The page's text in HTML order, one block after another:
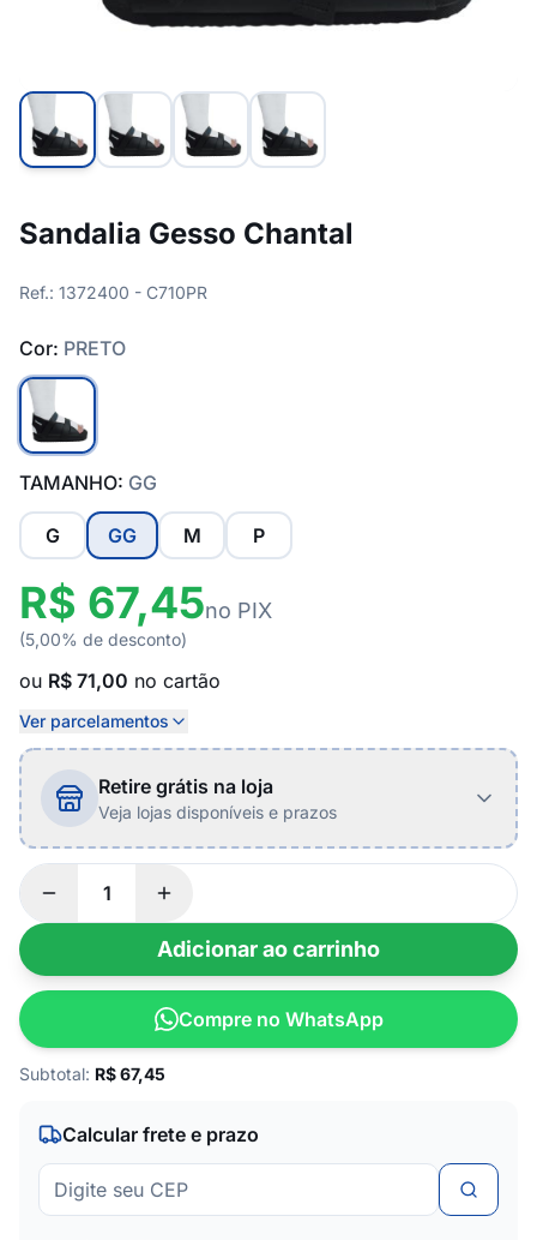
Sandalia Gesso Chantal
Ref.: 1372400 - C710PR
Cor: PRETO
TAMANHO: GG
G GG M P
R$ 67,45no PIX
(5,00% de desconto)
ou R$ 71,00 no cartão
Ver parcelamentos
Retire grátis na loja
Veja lojas disponíveis e prazos
Adicionar ao carrinho
Compre no WhatsApp
Subtotal: R$67,45
Calcular frete e prazo